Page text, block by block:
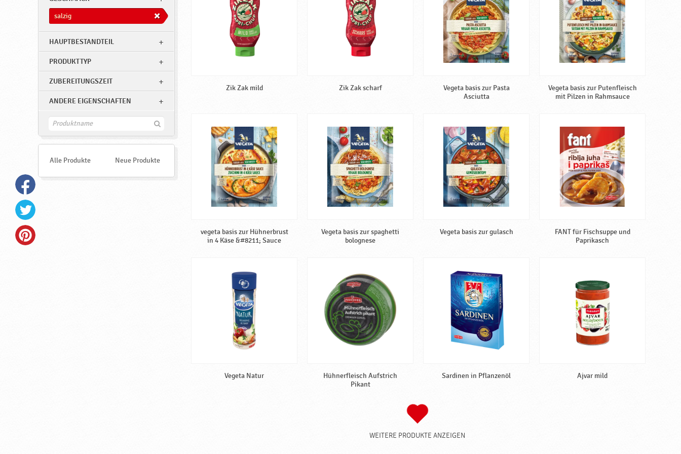
salzig
HAUPTBESTANDTEIL
PRODUKTTYP
ZUBEREITUNGSZEIT
ANDERE EIGENSCHAFTEN
F
e
Alle Produkte Neue Produkte
Zik Zak mild Zik Zak scharf
Vegeta basis zur Pasta
Asciutta
Vegeta basis zur Putenfleisch
mit Pilzen in Rahmsauce
vegeta basis zur Hühnerbrust
in 4 Käse &#8211; Sauce
Vegeta basis zur spaghetti
bolognese
Vegeta basis zur gulasch
FANT für Fischsuppe und
Paprikasch
Vegeta Natur
Hühnerfleisch Aufstrich
Pikant
Sardinen in Pflanzenöl Ajvar mild
WEITERE PRODUKTE ANZEIGEN